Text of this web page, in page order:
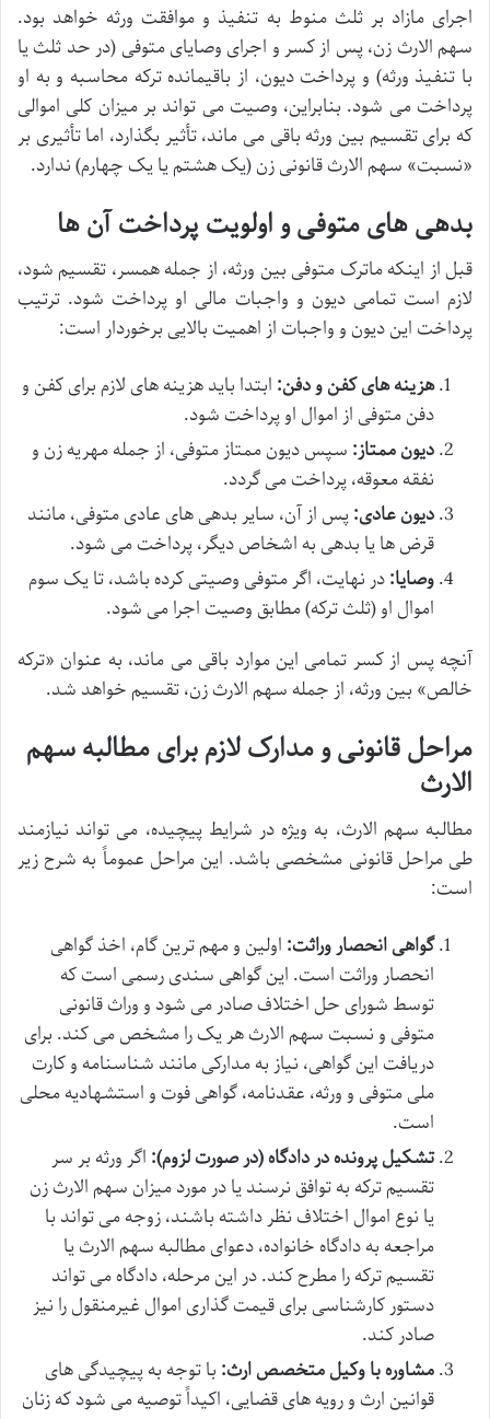
اجرای مازاد بر ثلث منوط به تنفیذ و موافقت ورثه خواهد بود.
سهم الارث زن، پس از کسر و اجرای وصایای متوفی (در حد ثلث یا
با تنفیذ ورثه) و پرداخت دیون، از باقیمانده ترکه محاسبه و به او
پرداخت می شود. بنابراین، وصیت می تواند بر میزان کلی اموالی
که برای تقسیم بین ورثه باقی می ماند، تأثیر بگذارد، اما تأثیری بر
«نسبت» سهم الارث قانونی زن (یک هشتم یا یک چهارم) ندارد.
بدهی های متوفی و اولویت پرداخت آن ها
قبل از اینکه ماترک متوفی بین ورثه، از جمله همسر، تقسیم شود،
لازم است تمامی دیون و واجبات مالی او پرداخت شود. ترتیب
پرداخت این دیون و واجبات از اهمیت بالایی برخوردار است:
هزینه های کفن و دفن: ابتدا باید هزینه های لازم برای کفن و
دفن متوفی از اموال او پرداخت شود.
دیون ممتاز: سپس دیون ممتاز متوفی، از جمله مهریه زن و
نفقه معوقه، پرداخت می گردد.
دیون عادی:پس از آن، سایر بدهی های عادی متوفی، مانند
قرض ها یا بدهی به اشخاص دیگر، پرداخت می شود.
وصایا:در نهایت، اگر متوفی وصیتی کرده باشد، تا یک سوم
اموال او (ثلث ترکه) مطابق وصیت اجرا می شود.
آنچه پس از کسر تمامی این موارد باقی می ماند، به عنوان «ترکه
خالص» بین ورثه، از جمله سهم الارث زن، تقسیم خواهد شد.
مراحل قانونی و مدارک لازم برای مطالبه سهم
الارث
مطالبه سهم الارث، به ویژه در شرایط پیچیده، می تواند نیازمند
طی مراحل قانونی مشخصی باشد. این مراحل عموماً به شرح زیر
است:
گواهی انحصار وراثت: اولین و مهم ترین گام، اخذ گواهی
انحصار وراثت است. این گواهی سندی رسمی است که
توسط شورای حل اختلاف صادر می شود و وراث قانونی
متوفی و نسبت سهم الارث هر یک را مشخص می کند. برای
دریافت این گواهی، نیاز به مدارکی مانند شناسنامه و کارت
ملی متوفی و ورثه، عقدنامه، گواهی فوت و استشهادیه محلی
است.
تشکیل پرونده در دادگاه (در صورت لزوم): اگر ورثه بر سر
تقسیم ترکه به توافق نرسند یا در مورد میزان سهم الارث زن
یا نوع اموال اختلاف نظر داشته باشند، زوجه می تواند با
مراجعه به دادگاه خانواده، دعوای مطالبه سهم الارث یا
تقسیم ترکه را مطرح کند. در این مرحله، دادگاه می تواند
دستور کارشناسی برای قیمت گذاری اموال غیرمنقول را نیز
صادر کند.
مشاوره با وکیل متخصص ارث: با توجه به پیچیدگی های
قوانین ارث و رویه های قضایی، اکیداً توصیه می شود که زنان